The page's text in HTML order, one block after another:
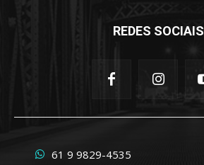
REDES SOCIAIS
61 9 9829-4535